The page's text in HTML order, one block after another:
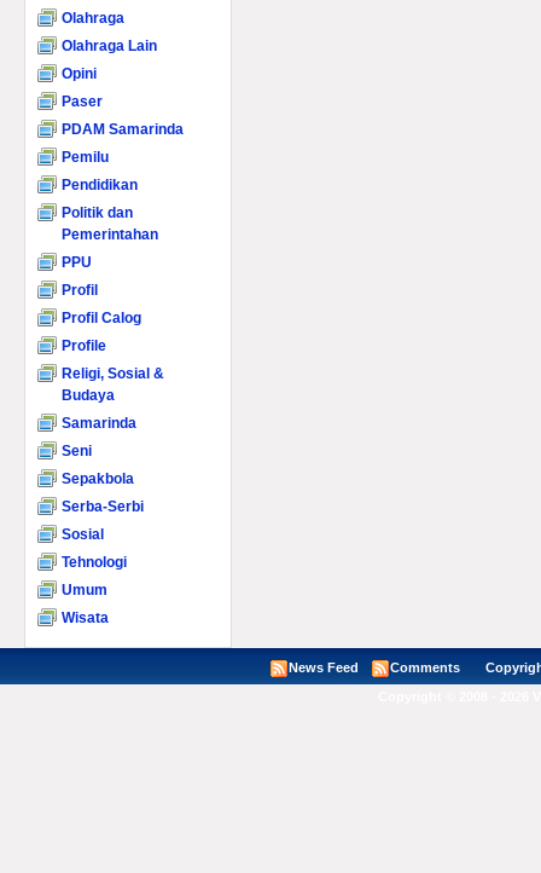
Olahraga
Olahraga Lain
Opini
Paser
PDAM Samarinda
Pemilu
Pendidikan
Politik dan
Pemerintahan
PPU
Profil
Profil Calog
Profile
Religi, Sosial &
Budaya
Samarinda
Seni
Sepakbola
Serba-Serbi
Sosial
Tehnologi
Umum
Wisata
News Feed Comments Copyright